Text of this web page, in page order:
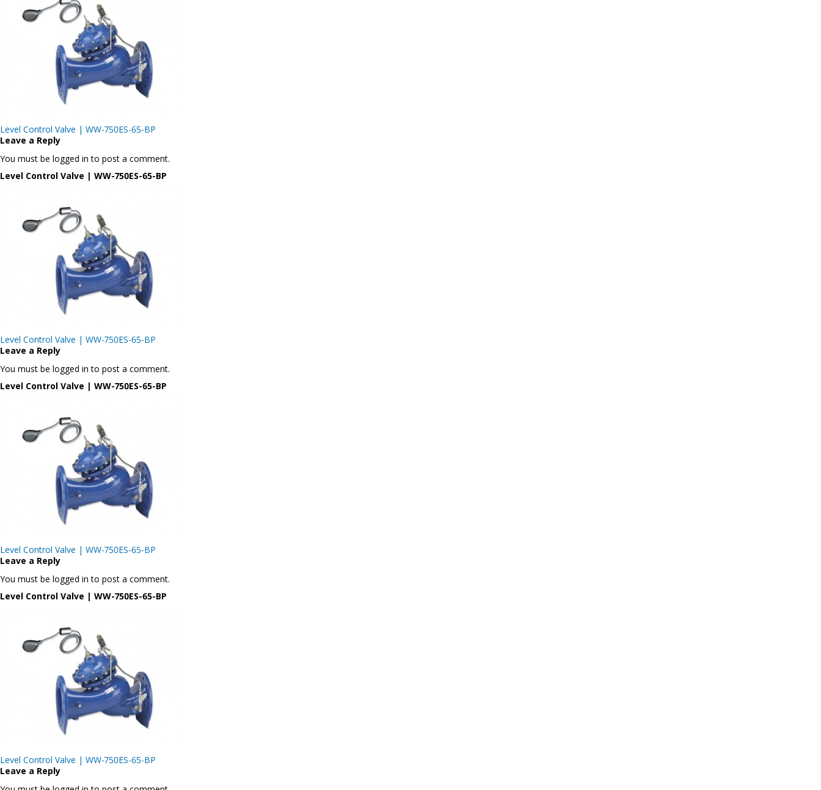
Post
navigation
Level Control Valve | WW-750ES-65-BP
Leave a Reply
You must be logged in to post a comment.
Level Control Valve | WW-750ES-65-BP
Post
navigation
Level Control Valve | WW-750ES-65-BP
Leave a Reply
You must be logged in to post a comment.
Level Control Valve | WW-750ES-65-BP
Post
navigation
Level Control Valve | WW-750ES-65-BP
Leave a Reply
You must be logged in to post a comment.
Level Control Valve | WW-750ES-65-BP
Post
navigation
Level Control Valve | WW-750ES-65-BP
Leave a Reply